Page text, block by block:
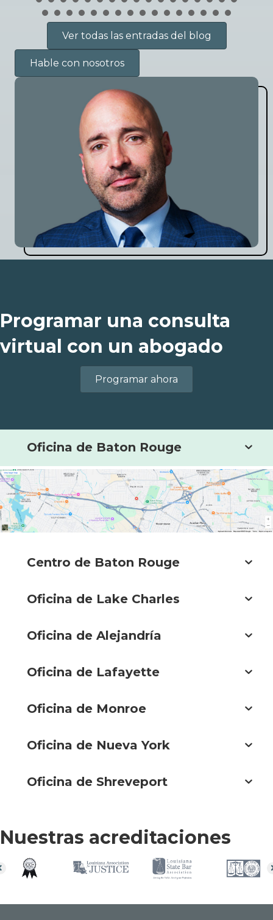
Ver todas las entradas del blog
Hable con nosotros
Programar una consulta
virtual con un abogado
Programar ahora
Oficina de Baton Rouge
Centro de Baton Rouge
Oficina de Lake Charles
Oficina de Alejandría
Oficina de Lafayette
Oficina de Monroe
Oficina de Nueva York
Oficina de Shreveport
Nuestras acreditaciones